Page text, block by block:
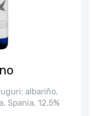
albariño,
Spania, 12,5%